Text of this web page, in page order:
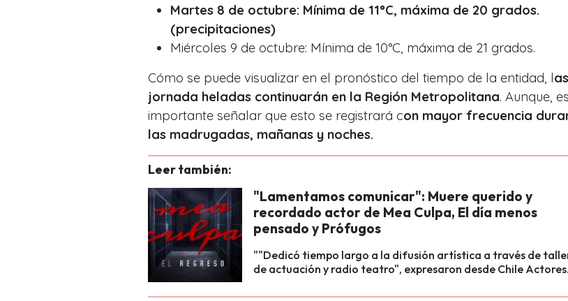
Martes 8 de octubre: Mínima de 11°C, máxima de 20 grados.
(precipitaciones)
Miércoles 9 de octubre: Mínima de 10°C, máxima de 21 grados.
Cómo se puede visualizar en el pronóstico del tiempo de la entidad, las
jornada heladas continuarán en la Región Metropolitana. Aunque, es
importante señalar que esto se registrará con mayor frecuencia
las madrugadas, mañanas y noches.
Leer también:
"Lamentamos comunicar": Muere querido y
recordado actor de Mea Culpa, El día menos
pensado y Prófugos
""Dedicó tiempo largo a la difusión artística a través de
de actuación y radio teatro", expresaron desde Chile